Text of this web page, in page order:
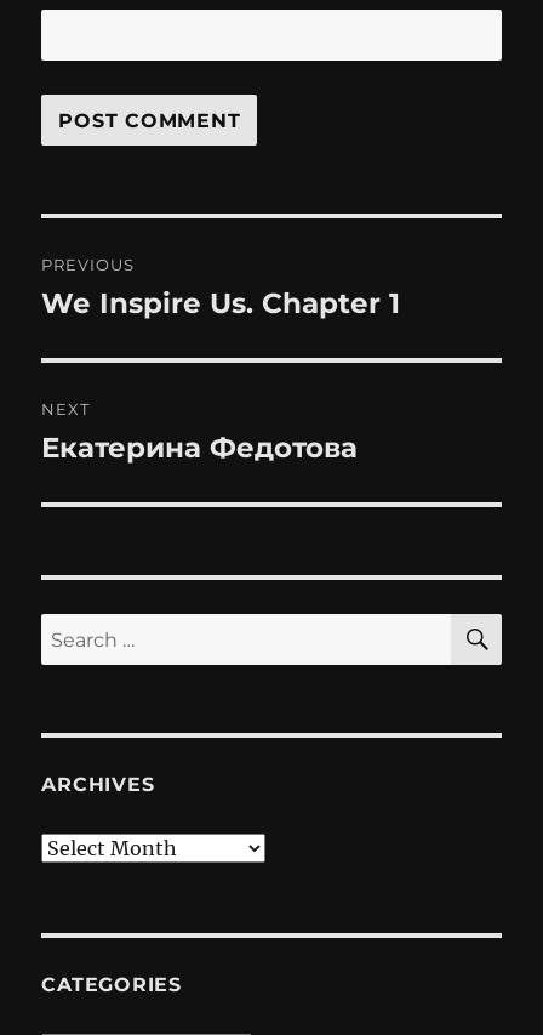
navigation
PREVIOUS
Previous
We Inspire Us. Chapter 1
NEXT
Next
Екатерина Федотова
Search
for:
ARCHIVES
Archives
CATEGORIES